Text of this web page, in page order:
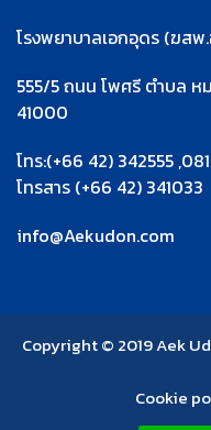
โรงพยาบาลเอกอุดร (ฆส
555/5 ถนน โพศรี ตำบล ห
41000
โทร:(+66 42) 342555 ,081-
โทรสาร (+66 42) 341033
info@Aekudon.com
Copyright © 2019 Aek
Cookie